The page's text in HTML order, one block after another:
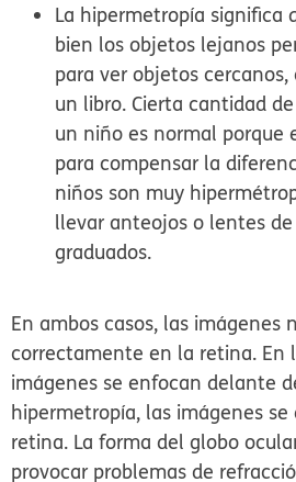
La hipermetropía significa
bien los objetos lejanos
para ver objetos
un libro. Cierta cantidad
un niño es normal porque
para compensar la
niños son muy
llevar anteojos o lentes
graduados.
En ambos casos, las imágenes
correctamente en la retina. En
imágenes se enfocan delante
hipermetropía, las imágenes
retina. La forma del globo
provocar problemas de